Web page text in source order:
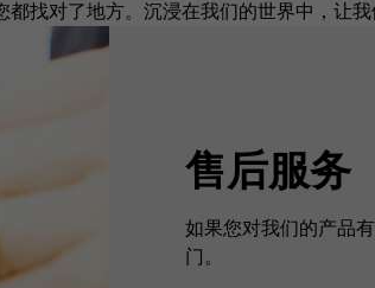
找对了地方。沉浸在我们的世界中，让
售后服务
如果您对我们的产品
门。